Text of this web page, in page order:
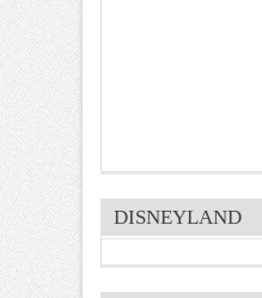
DISNEYLAND